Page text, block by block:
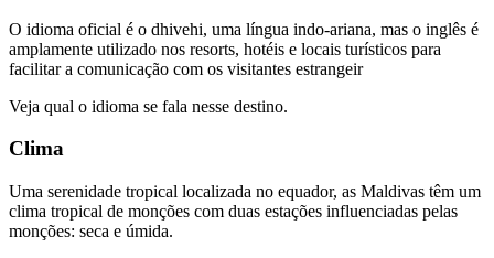
O idioma oficial é o dhivehi, uma língua indo-ariana, mas o inglês é
amplamente utilizado nos resorts, hotéis e locais turísticos para
facilitar a comunicação com os visitantes estrangeir
Veja qual o idioma se fala nesse destino.
Clima
Uma serenidade tropical localizada no equador, as Maldivas têm um
clima tropical de monções com duas estações influenciadas pelas
monções: seca e úmida.